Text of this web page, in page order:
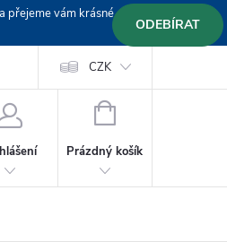
přejeme vám krásné
Platba GoPay +420 603 319382
CZK
NÁKUPNÍ
Prázdný košík
ODEBÍRAT